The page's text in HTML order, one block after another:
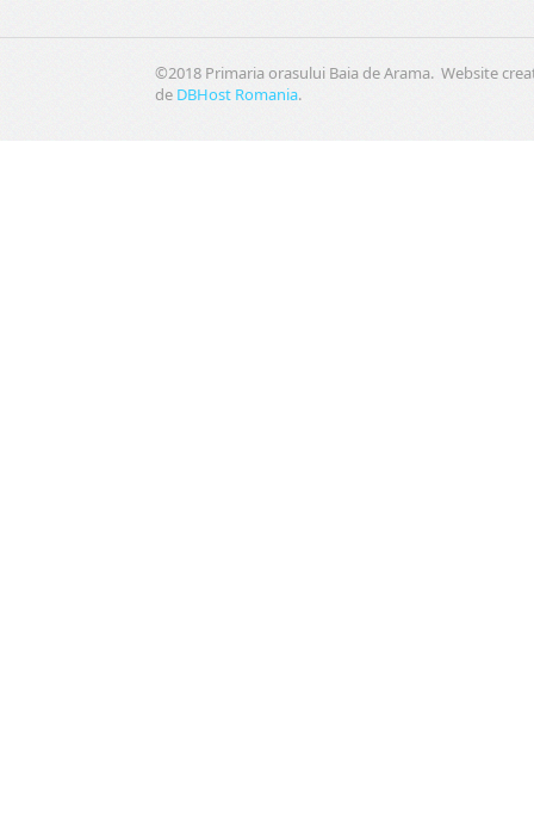
©2018 Primaria orasului Baia de Arama. Website
de DBHost Romania.